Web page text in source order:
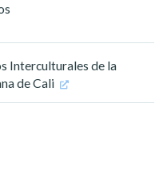
Interculturales de la
de Cali